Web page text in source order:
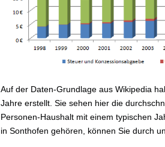
Auf der Daten-Grundlage aus Wikipedia
Jahre erstellt. Sie sehen hier die
Personen-Haushalt mit einem typischen
in Sonthofen gehören, können Sie durch